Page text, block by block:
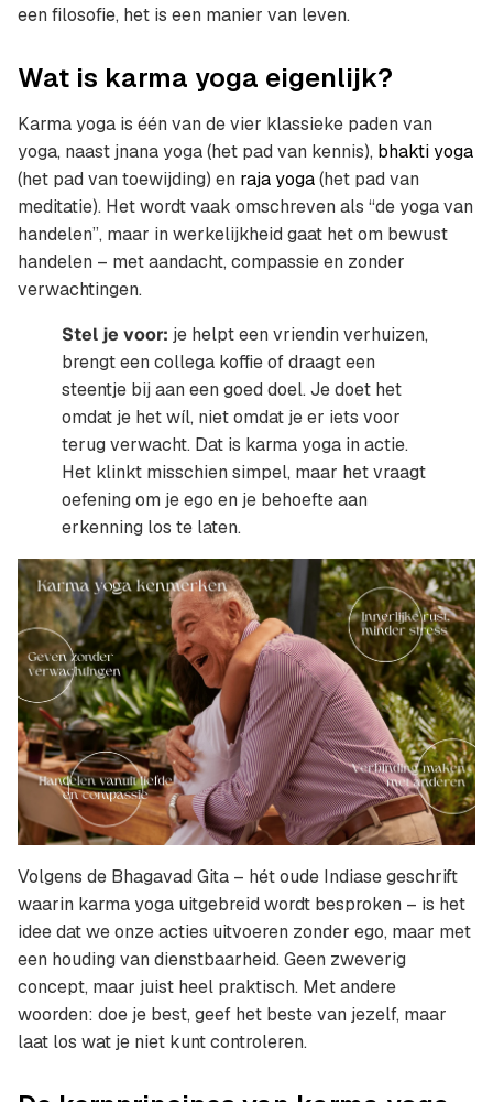
een filosofie, het is een manier van leven.
Wat is karma yoga eigenlijk?
Karma yoga is één van de vier klassieke paden van
yoga, naast jnana yoga (het pad van kennis), bhakti yoga
(het pad van toewijding) en raja yoga(het pad van
meditatie). Het wordt vaak omschreven als “de yoga van
handelen”, maar in werkelijkheid gaat het om bewust
handelen – met aandacht, compassie en zonder
verwachtingen.
Stel je voor: je helpt een vriendin verhuizen,
brengt een collega koffie of draagt een
steentje bij aan een goed doel. Je doet het
omdat je het wíl, niet omdat je er iets voor
terug verwacht. Dat is karma yoga in actie.
Het klinkt misschien simpel, maar het vraagt
oefening om je ego en je behoefte aan
erkenning los te laten.
Volgens de Bhagavad Gita – hét oude Indiase geschrift
waarin karma yoga uitgebreid wordt besproken – is het
idee dat we onze acties uitvoeren zonder ego, maar met
een houding van dienstbaarheid. Geen zweverig
concept, maar juist heel praktisch. Met andere
woorden: doe je best, geef het beste van jezelf, maar
laat los wat je niet kunt controleren.